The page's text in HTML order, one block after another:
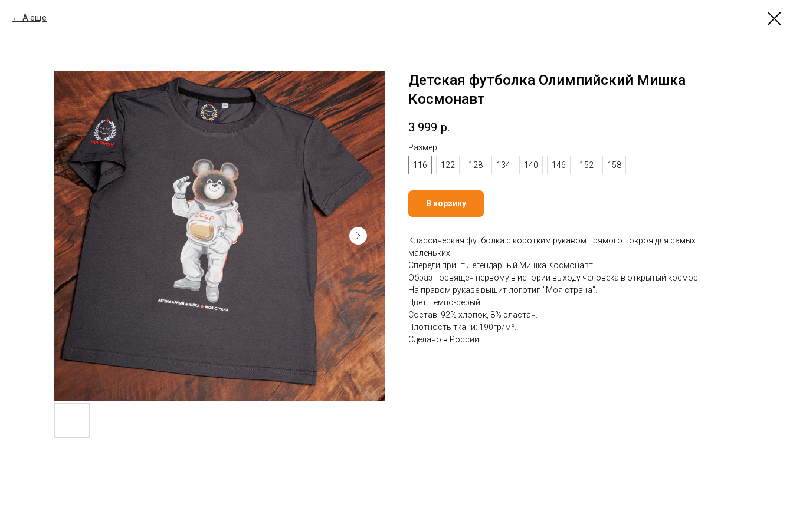
А еще
Детская футболка Олимпийский Мишка
Космонавт
3 999 р.
Размер
116
122 128 134 140 146 152 158
В корзину
Классическая футболка с коротким рукавом прямого покроя для самых
маленьких.
Спереди принт Легендарный Мишка Космонавт.
Образ посвящен первому в истории выходу человека в открытый космос.
На правом рукаве вышит логотип "Моя страна".
Цвет: темно-серый.
Состав: 92% хлопок, 8% эластан.
Плотность ткани: 190гр/м².
Сделано в России